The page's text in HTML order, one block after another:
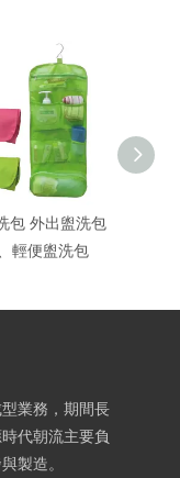
包 外出盥洗包
輕便盥洗包
業務，期間長
代朝流主要負
製造。